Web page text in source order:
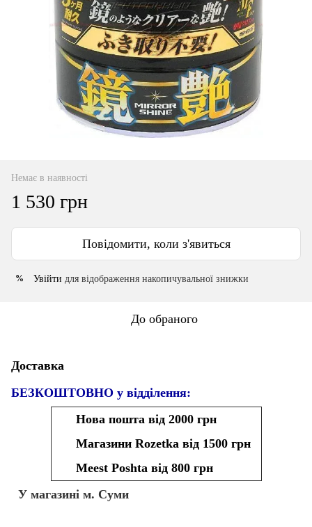
Немає в наявності
1 530 грн
Повідомити, коли з'явиться
% Увійти для відображення накопичувальної знижки
До обраного
Доставка
БЕЗКОШТОВНО у відділення:
Нова пошта від 2000 грн
Магазини Rozetka від 1500 грн
Meest Poshta від 800 грн
У магазині м. Суми